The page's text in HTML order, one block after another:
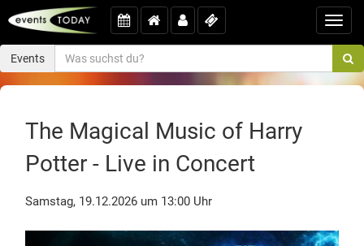
Events
The Magical Music of Harry
Potter - Live in Concert
Samstag, 19.12.2026 um 13:00 Uhr